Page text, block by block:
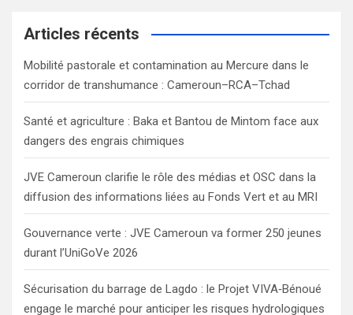
c
Articles récents
Mobilité pastorale et contamination au Mercure dans le
corridor de transhumance : Cameroun–RCA–Tchad
Santé et agriculture : Baka et Bantou de Mintom face aux
dangers des engrais chimiques
JVE Cameroun clarifie le rôle des médias et OSC dans la
diffusion des informations liées au Fonds Vert et au MRI
Gouvernance verte : JVE Cameroun va former 250 jeunes
durant l’UniGoVe 2026
Sécurisation du barrage de Lagdo : le Projet VIVA‑Bénoué
engage le marché pour anticiper les risques hydrologiques